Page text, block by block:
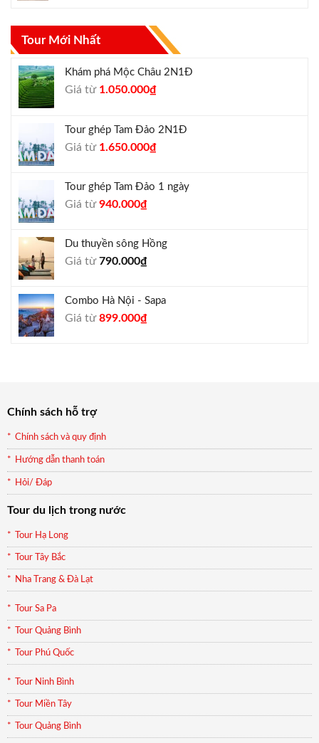
Tour Mới Nhất
Khám phá Mộc Châu 2N1Đ
Giá từ Giá
1.300.000₫.
1.050.000₫Giá
là:
Tour ghép Tam Đảo 2N1Đ
Giá từ Giá
1.800.000₫.
1.650.000₫Giá
là:
Tour ghép Tam Đảo 1 ngày
Giá từGiá
1.000.000₫.
940.000₫Giá
là:
Du thuyền sông Hồng
Giá từ790.000₫
Combo Hà Nội - Sapa
Giá từGiá
899.000₫Giá
Chính sách hỗ trợ
Chính sách và quy định
Hướng dẫn thanh toán
Hỏi/ Đáp
Tour du lịch trong nước
Tour Hạ Long
Tour Tây Bắc
Nha Trang & Đà Lạt
Tour Sa Pa
Tour Quảng Bình
Tour Phú Quốc
Tour Ninh Bình
Tour Miền Tây
Tour Quảng Bình